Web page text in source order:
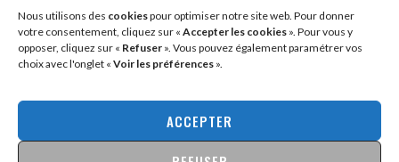
Nous utilisons des cookiespour optimiser notre site web. Pour donner
votre consentement, cliquez sur « Accepter les cookies ». Pour vous y
opposer, cliquez sur « Refuser ». Vous pouvez également paramétrer vos
choix avec l'onglet « Voir les préférences ».
ACCEPTER
Sébastien dans Cyclocross de Brochon (21)
Breniauxdans Cyclocross de Brochon (21)